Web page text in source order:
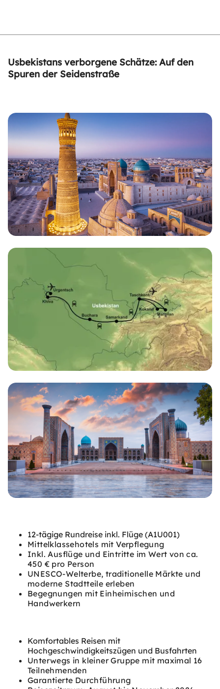
Usbekistans verborgene Schätze: Auf den
Spuren der Seidenstraße
12-tägige Rundreise inkl. Flüge (A1U001)
Mittelklassehotels mit Verpflegung
Inkl. Ausflüge und Eintritte im Wert von ca.
450 € pro Person
UNESCO-Welterbe, traditionelle Märkte und
moderne Stadtteile erleben
Begegnungen mit Einheimischen und
Handwerkern
Komfortables Reisen mit
Hochgeschwindigkeitszügen und Busfahrten
Unterwegs in kleiner Gruppe mit maximal 16
Teilnehmenden
Garantierte Durchführung